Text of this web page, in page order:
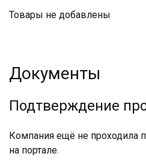
Товары не добавлены
Документы
Подтверждение
Компания ещё не проходила
на портале.